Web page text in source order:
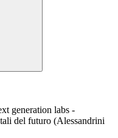
generation labs -
del futuro (Alessandrini